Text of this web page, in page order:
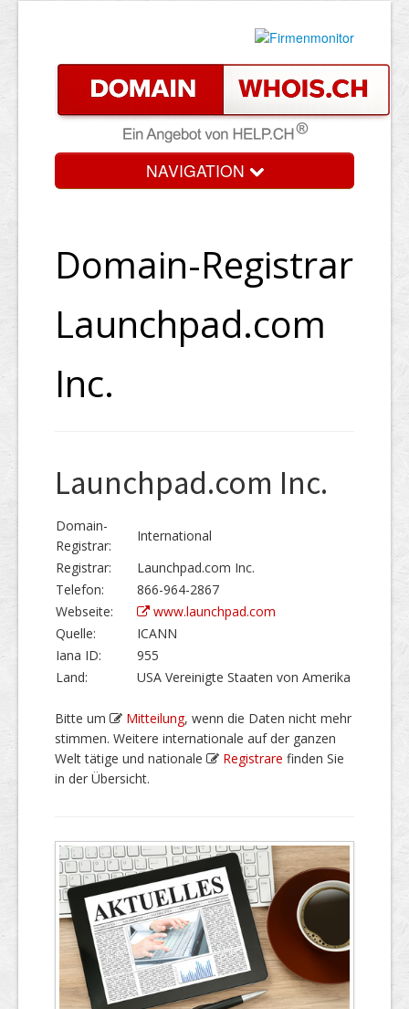
NAVIGATION
Domain-Registrar
Launchpad.com
Inc.
Launchpad.com Inc.
Domain-
Registrar:
International
Registrar:
Launchpad.com Inc.
Telefon:
866-964-2867
Webseite:
www.launchpad.com
Quelle:
ICANN
Iana ID:
955
Land:
USA Vereinigte Staaten von Amerika
Bitte um Mitteilung, wenn die Daten nicht mehr
stimmen. Weitere internationale auf der ganzen
Welt tätige und nationale
Registrare finden Sie
in der Übersicht.